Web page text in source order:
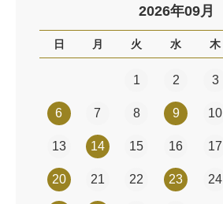
2026年09月
日 月 火 水 木
1 2 3
6 7 8 9 10
13 14 15 16 17
20 21 22 23 24